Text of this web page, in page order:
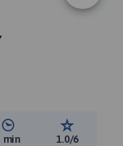
Średni czas potrzebny
min Ocena
1.0/6